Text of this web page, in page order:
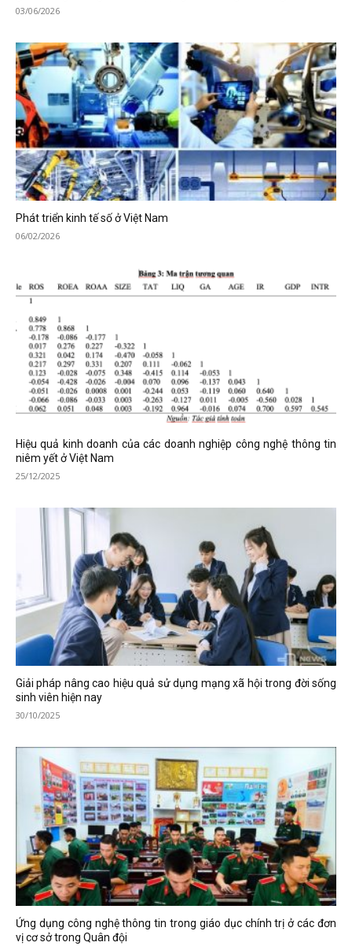
03/06/2026
Phát triển kinh tế số ở Việt Nam
06/02/2026
Hiệu quả kinh doanh của các doanh nghiệp công nghệ thông tin
niêm yết ở Việt Nam
25/12/2025
Giải pháp nâng cao hiệu quả sử dụng mạng xã hội trong đời sống
sinh viên hiện nay
30/10/2025
Ứng dụng công nghệ thông tin trong giáo dục chính trị ở các đơn
vị cơ sở trong Quân đội